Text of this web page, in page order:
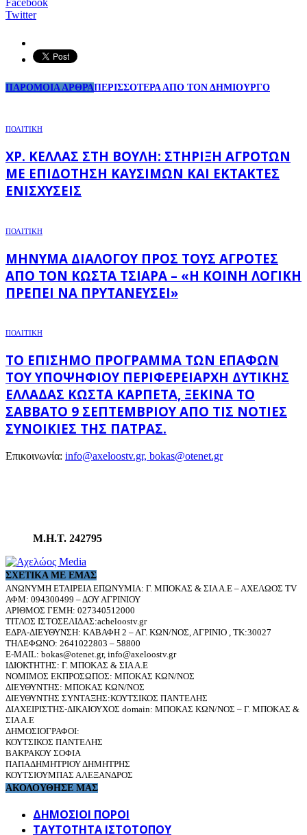
Twitter
ΠΑΡΟΜΟΙΑ ΑΡΘΡΑΠΕΡΙΣΣΟΤΕΡΑ ΑΠΟ ΤΟΝ ΔΗΜΙΟΥΡΓΟ
ΠΟΛΙΤΙΚΗ
ΧΡ. ΚΈΛΛΑΣ ΣΤΗ ΒΟΥΛΉ: ΣΤΉΡΙΞΗ ΑΓΡΟΤΏΝ
ΜΕ ΕΠΙΔΌΤΗΣΗ ΚΑΥΣΊΜΩΝ ΚΑΙ ΈΚΤΑΚΤΕΣ
ΕΝΙΣΧΎΣΕΙΣ
ΠΟΛΙΤΙΚΗ
ΜΉΝΥΜΑ ΔΙΑΛΌΓΟΥ ΠΡΟΣ ΤΟΥΣ ΑΓΡΌΤΕΣ
ΑΠΌ ΤΟΝ ΚΏΣΤΑ ΤΣΙΆΡΑ – «Η ΚΟΙΝΉ ΛΟΓΙΚΉ
ΠΡΈΠΕΙ ΝΑ ΠΡΥΤΑΝΕΎΣΕΙ»
ΠΟΛΙΤΙΚΗ
ΤΟ ΕΠΊΣΗΜΟ ΠΡΌΓΡΑΜΜΑ ΤΩΝ ΕΠΑΦΏΝ
ΤΟΥ ΥΠΟΨΉΦΙΟΥ ΠΕΡΙΦΕΡΕΙΆΡΧΗ ΔΥΤΙΚΉΣ
ΕΛΛΆΔΑΣ ΚΏΣΤΑ ΚΑΡΠΈΤΑ, ΞΕΚΙΝΆ ΤΟ
ΣΆΒΒΑΤΟ 9 ΣΕΠΤΕΜΒΡΊΟΥ ΑΠΌ ΤΙΣ ΝΌΤΙΕΣ
ΣΥΝΟΙΚΊΕΣ ΤΗΣ ΠΆΤΡΑΣ.
Επικοινωνία: info@axeloostv.gr, bokas@otenet.gr
Μ.Η.Τ. 242795
ΣΧΕΤΙΚΆ ΜΕ ΕΜΆΣ
ΑΝΩΝΥΜΗ ΕΤΑΙΡΕΙΑ ΕΠΩΝΥΜΙΑ: Γ. ΜΠΟΚΑΣ & ΣΙΑ Α.Ε – ΑΧΕΛΩΟΣ TV
ΑΦΜ: 094300499 – ΔΟΥ ΑΓΡΙΝΙΟΥ
ΑΡΙΘΜΟΣ ΓΕΜΗ: 027340512000
ΤΙΤΛΟΣ ΙΣΤΟΣΕΛΙΔΑΣ:acheloostv.gr
ΕΔΡΑ-ΔΙΕΥΘΥΝΣΗ: ΚΑΒΑΦΗ 2 – ΑΓ. ΚΩΝ/ΝΟΣ, ΑΓΡΙΝΙΟ , ΤΚ:30027
ΤΗΛΕΦΩΝΟ: 2641022803 – 58800
E-MAIL: bokas@otenet.gr, info@axeloostv.gr
ΙΔΙΟΚΤΗΤΗΣ: Γ. ΜΠΟΚΑΣ & ΣΙΑ Α.Ε
ΝΟΜΙΜΟΣ ΕΚΠΡΟΣΩΠΟΣ: ΜΠΟΚΑΣ ΚΩΝ/ΝΟΣ
ΔΙΕΥΘΥΝΤΗΣ: ΜΠΟΚΑΣ ΚΩΝ/ΝΟΣ
ΔΙΕΥΘΥΝΤΗΣ ΣΥΝΤΑΞΗΣ:ΚΟΥΤΣΙΚΟΣ ΠΑΝΤΕΛΗΣ
ΔΙΑΧΕΙΡΙΣΤΗΣ-ΔΙΚΑΙΟΥΧΟΣ domain: ΜΠΟΚΑΣ ΚΩΝ/ΝΟΣ – Γ. ΜΠΟΚΑΣ &
ΣΙΑ Α.Ε
ΔΗΜΟΣΙΟΓΡΑΦΟΙ:
ΚΟΥΤΣΙΚΟΣ ΠΑΝΤΕΛΗΣ
ΒΑΚΡΑΚΟΥ ΣΟΦΙΑ
ΠΑΠΑΔΗΜΗΤΡΙΟΥ ΔΗΜΗΤΡΗΣ
ΚΟΥΤΣΙΟΥΜΠΑΣ ΑΛΕΞΑΝΔΡΟΣ
ΑΚΟΛΟΥΘΗΣΕ ΜΑΣ
ΔΗΜΟΣΙΟΙ ΠΟΡΟΙ
ΤΑΥΤΌΤΗΤΑ ΙΣΤΌΤΟΠΟΥ